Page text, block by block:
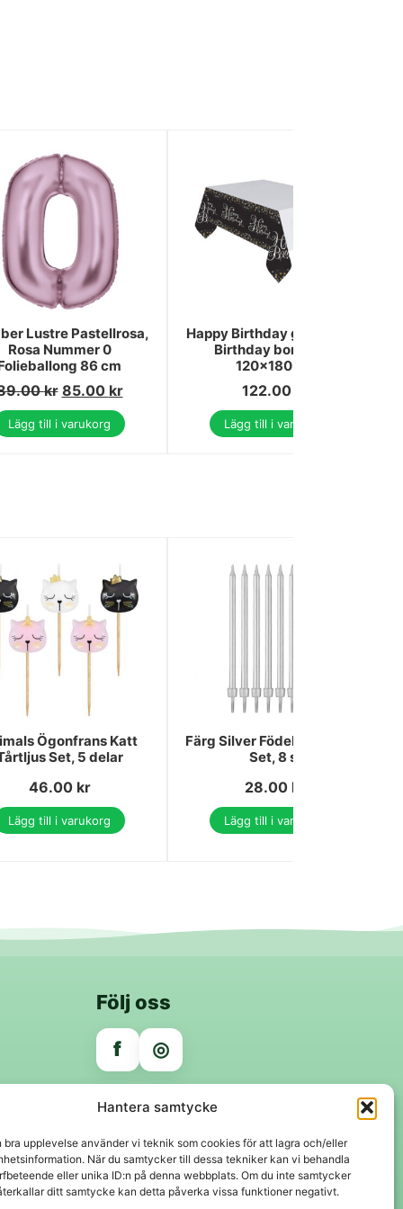
Hantera samtycke
bra upplevelse använder vi teknik som cookies för att lagra och/eller
När du samtycker till dessa tekniker kan vi behandla
eller unika ID:n på denna webbplats. Om du inte samtycker
ditt samtycke kan detta påverka vissa funktioner negativt.
Lustre Pastellrosa,
Rosa Nummer 0
86 cm
kr 85.00 kr
Lägg till i varukorg
Happy Birthday guld Happy
Birthday bordsduk
120x180 cm
122.00
Lägg till i varukorg
Ögonfrans Katt
Set, 5 delar
46.00 kr
Lägg till i varukorg
Färg Silver Födelsedagsljus
Set, 8 st
28.00 kr
Lägg till i varukorg
Följ oss
f ◎
Trygga betalningar
Klarna VISA Mastercard Swish